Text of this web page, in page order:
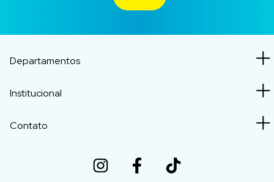
Departamentos
Institucional
Contato